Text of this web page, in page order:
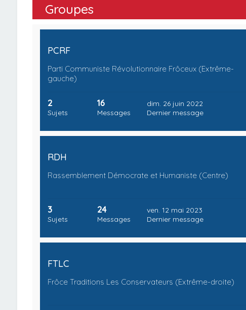
Groupes
PCRF
Parti Communiste Révolutionnaire Frôceux (Extrême-
gauche)
2
Sujets
16
Messages
dim. 26 juin 2022
Dernier message
RDH
Rassemblement Démocrate et Humaniste (Centre)
3
Sujets
24
Messages
ven. 12 mai 2023
Dernier message
FTLC
Frôce Traditions Les Conservateurs (Extrême-droite)